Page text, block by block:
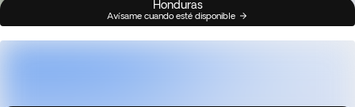
Honduras
Avísame cuando esté disponible